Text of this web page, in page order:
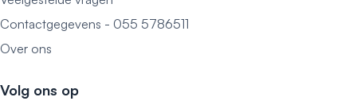
Contactgegevens - 055 5786511
Over ons
Volg ons op